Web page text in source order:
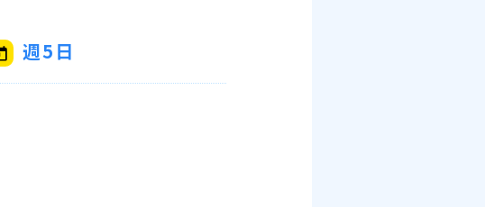
週5日